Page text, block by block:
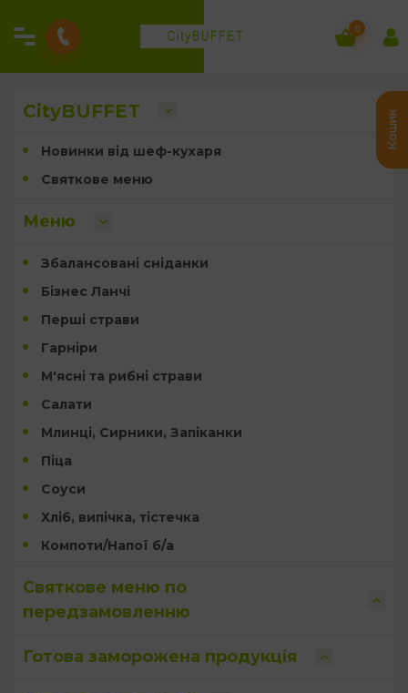
0
Кошик
CityBUFFET
Новинки від шеф-кухаря
Святкове меню
Меню
Збалансовані сніданки
Бізнес Ланчі
Перші страви
Гарніри
М'ясні та рибні страви
Салати
Млинці, Сирники, Запіканки
Піца
Соуси
Хліб, випічка, тістечка
Компоти/Напої б/а
Святкове меню по
передзамовленню
Готова заморожена продукція